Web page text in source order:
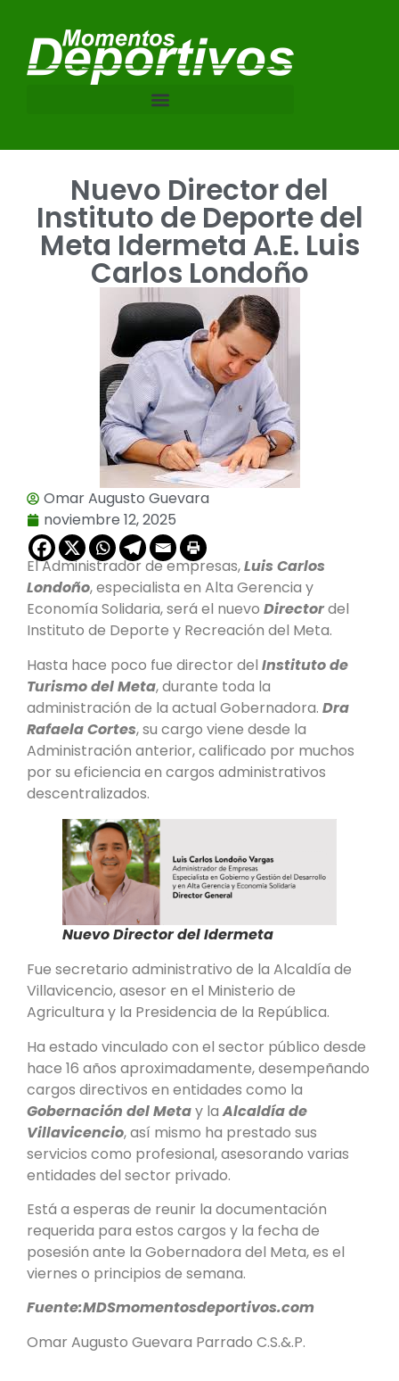
Nuevo Director del
Instituto de Deporte del
Meta Idermeta A.E. Luis
Carlos Londoño
Omar Augusto Guevara
noviembre 12, 2025
El Administrador de empresas,Luis Carlos
Londoño, especialista en Alta Gerencia y
Economía Solidaria, será el nuevo Directordel
Instituto de Deporte y Recreación del Meta.
Hasta hace poco fue director del Instituto de
Turismo del Meta, durante toda la
administración de la actual Gobernadora. Dra
Rafaela Cortes, su cargo viene desde la
Administración anterior, calificado por muchos
por su eficiencia en cargos administrativos
descentralizados.
Nuevo Director del Idermeta
Fue secretario administrativo de la Alcaldía de
Villavicencio, asesor en el Ministerio de
Agricultura y la Presidencia de la República.
Ha estado vinculado con el sector público desde
hace 16 años aproximadamente, desempeñando
cargos directivos en entidades como la
Gobernación del Metay laAlcaldía de
Villavicencio, así mismo ha prestado sus
servicios como profesional, asesorando varias
entidades del sector privado.
Está a esperas de reunir la documentación
requerida para estos cargos y la fecha de
posesión ante la Gobernadora del Meta, es el
viernes o principios de semana.
Fuente:MDSmomentosdeportivos.com
Omar Augusto Guevara Parrado C.S.&.P.